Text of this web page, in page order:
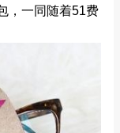
，一同随着51费